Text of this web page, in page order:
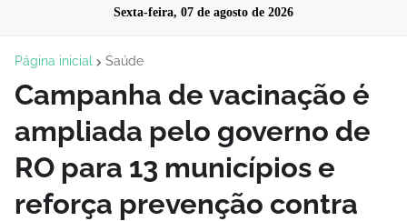
Sexta-feira, 07 de agosto de 2026
Página inicial Saúde
Campanha de vacinação é
ampliada pelo governo de
RO para 13 municípios e
reforça prevenção contra